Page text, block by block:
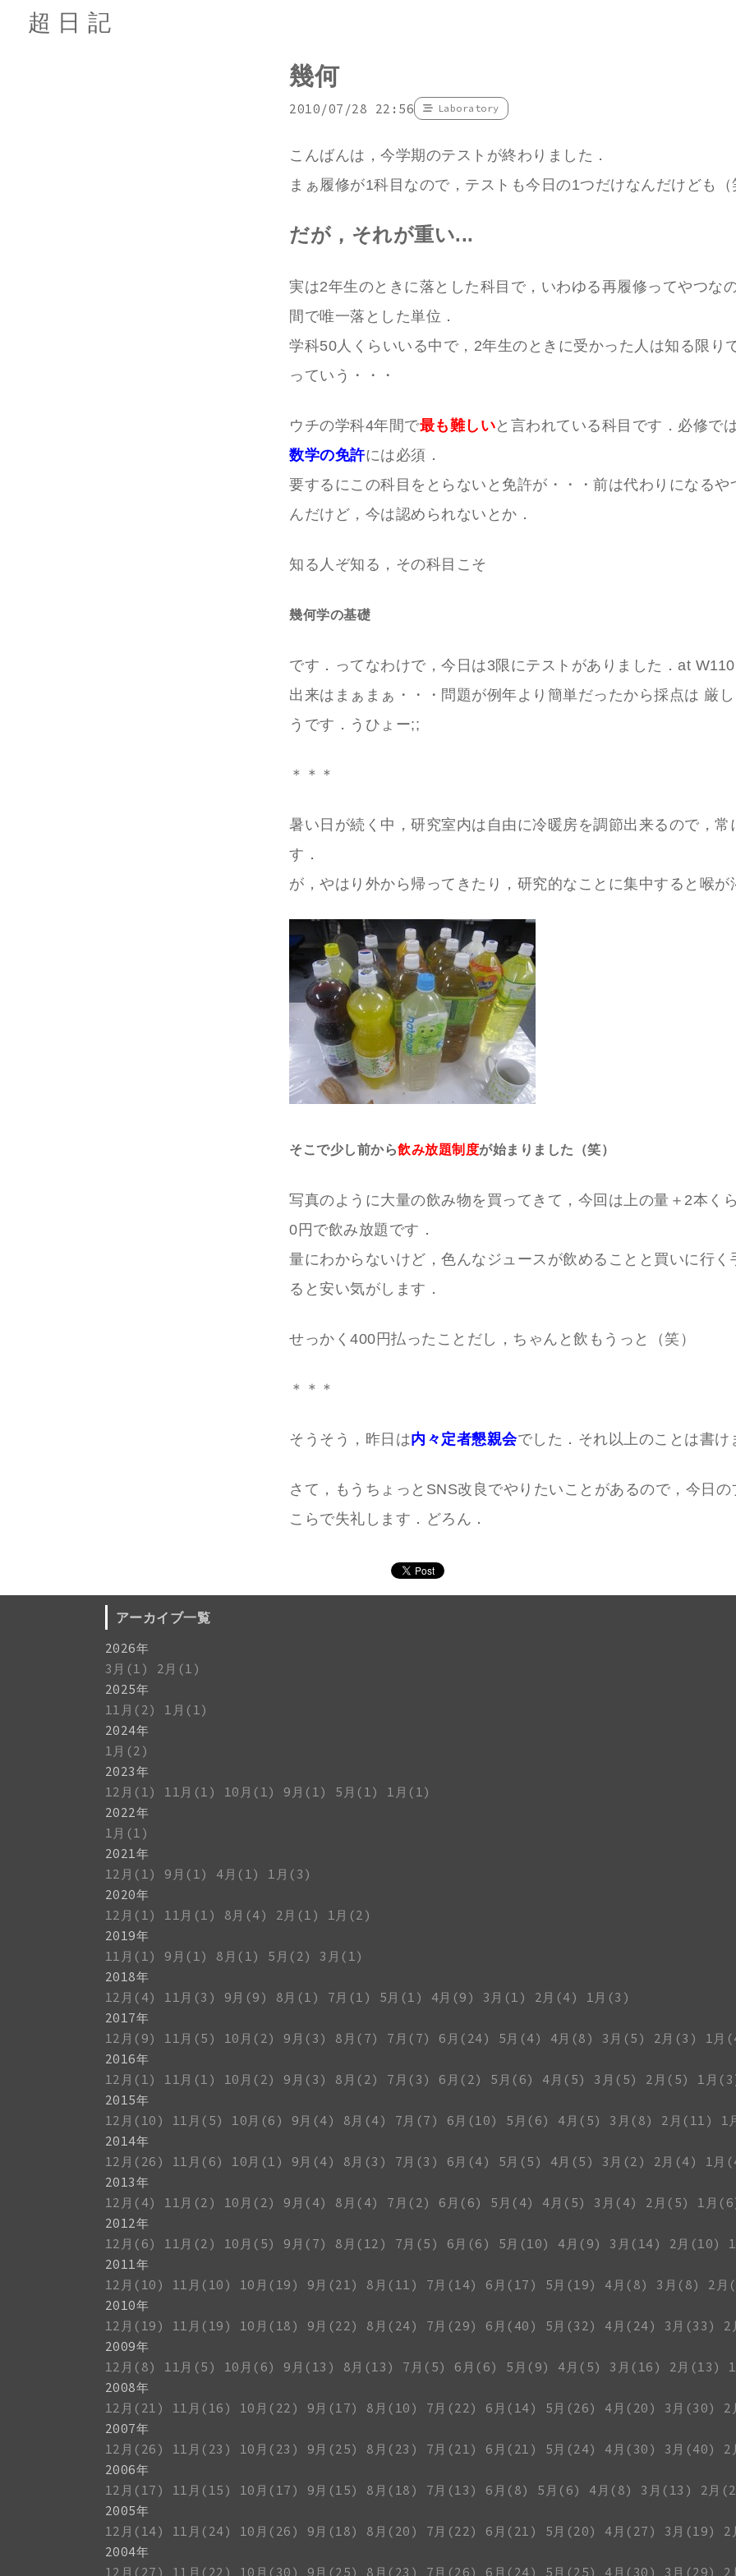
超日記
幾何
2010/07/28 22:56 Laboratory
こんばんは，今学期のテストが終わりました．
まぁ履修が1科目なので，テストも今日の1つだけなんだけども（
だが，それが重い...
実は2年生のときに落とした科目で，いわゆる再履修ってやつな
間で唯一落とした単位．
学科50人くらいいる中で，2年生のときに受かった人は知る限り
っていう・・・
ウチの学科4年間で最も難しいと言われている科目です．必修で
数学の免許には必須．
要するにこの科目をとらないと免許が・・・前は代わりになるや
んだけど，今は認められないとか．
知る人ぞ知る，その科目こそ
幾何学の基礎
です．ってなわけで，今日は3限にテストがありました．at W110
出来はまぁまぁ・・・問題が例年より簡単だったから採点は 厳
うです．うひょー;;
＊＊＊
暑い日が続く中，研究室内は自由に冷暖房を調節出来るので，常
す．
が，やはり外から帰ってきたり，研究的なことに集中すると喉が
そこで少し前から飲み放題制度が始まりました（笑）
写真のように大量の飲み物を買ってきて，今回は上の量＋2本く
0円で飲み放題です．
量にわからないけど，色んなジュースが飲めることと買いに行く
ると安い気がします．
せっかく400円払ったことだし，ちゃんと飲もうっと（笑）
＊＊＊
そうそう，昨日は内々定者懇親会でした．それ以上のことは書け
さて，もうちょっとSNS改良でやりたいことがあるので，今日の
こらで失礼します．どろん．
アーカイブ一覧
2026年
3月(1)
2月(1)
2025年
11月(2)
1月(1)
2024年
1月(2)
2023年
12月(1)
11月(1) 10月(1) 9月(1) 5月(1)
1月(1)
2022年
1月(1)
2021年
12月(1)
9月(1) 4月(1)
1月(3)
2020年
12月(1)
11月(1) 8月(4) 2月(1)
1月(2)
2019年
11月(1)
9月(1) 8月(1) 5月(2)
3月(1)
2018年
12月(4)
11月(3) 9月(9) 8月(1) 7月(1) 5月(1) 4月(9) 3月(1) 2月(4)
1月(3)
2017年
12月(9)
11月(5) 10月(2) 9月(3) 8月(7) 7月(7) 6月(24) 5月(4) 4月(8) 3月(5) 2月(3)
1月
2016年
12月(1)
11月(1) 10月(2) 9月(3) 8月(2) 7月(3) 6月(2) 5月(6) 4月(5) 3月(5) 2月(5)
1月
2015年
12月(10)
11月(5) 10月(6) 9月(4) 8月(4) 7月(7) 6月(10) 5月(6) 4月(5) 3月(8) 2月(11)
1
2014年
12月(26)
11月(6) 10月(1) 9月(4) 8月(3) 7月(3) 6月(4) 5月(5) 4月(5) 3月(2) 2月(4)
1月
2013年
12月(4)
11月(2) 10月(2) 9月(4) 8月(4) 7月(2) 6月(6) 5月(4) 4月(5) 3月(4) 2月(5)
1月
2012年
12月(6)
11月(2) 10月(5) 9月(7) 8月(12) 7月(5) 6月(6) 5月(10) 4月(9) 3月(14) 2月(10)
2011年
12月(10)
11月(10) 10月(19) 9月(21) 8月(11) 7月(14) 6月(17) 5月(19) 4月(8) 3月(8) 2月
2010年
12月(19)
11月(19) 10月(18) 9月(22) 8月(24) 7月(29) 6月(40) 5月(32) 4月(24) 3月(33) 2
2009年
12月(8)
11月(5) 10月(6) 9月(13) 8月(13) 7月(5) 6月(6) 5月(9) 4月(5) 3月(16) 2月(13)
2008年
12月(21)
11月(16) 10月(22) 9月(17) 8月(10) 7月(22) 6月(14) 5月(26) 4月(20) 3月(30) 2
2007年
12月(26)
11月(23) 10月(23) 9月(25) 8月(23) 7月(21) 6月(21) 5月(24) 4月(30) 3月(40) 2
2006年
12月(17)
11月(15) 10月(17) 9月(15) 8月(18) 7月(13) 6月(8) 5月(6) 4月(8) 3月(13) 2月
2005年
12月(14)
11月(24) 10月(26) 9月(18) 8月(20) 7月(22) 6月(21) 5月(20) 4月(27) 3月(19) 2
2004年
12月(27)
11月(22) 10月(30) 9月(25) 8月(23) 7月(26) 6月(24) 5月(25) 4月(30) 3月(29) 2